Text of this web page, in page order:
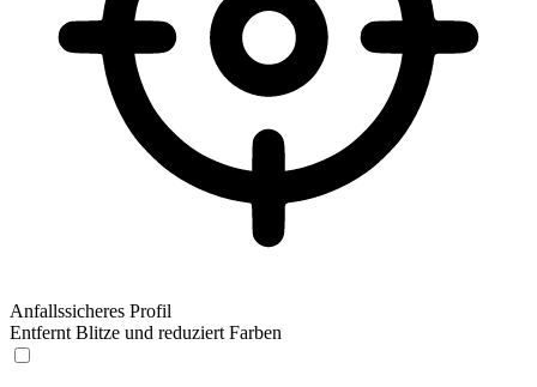
Anfallssicheres Profil
Entfernt Blitze und reduziert Farben